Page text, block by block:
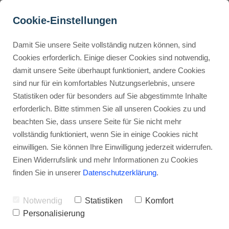
Buyer Personas erstellen
Landingpage optimieren
Internal Linking Tool
Wie kann ich Produkte auf
Gumroad verkaufen?
Werbehinweis: Links mit Sternchen (*) sind Affiliate-Links. Kaufst
du darüber ein, erhalte ich eine Provision – ohne Mehrkosten für
dich.
Stephan Ochmann
Erstelle einfach ein
Cookie-Einstellungen
Damit Sie unsere Seite vollständig nutzen können, sind
Cookies erforderlich. Einige dieser Cookies sind notwendig,
damit unsere Seite überhaupt funktioniert, andere Cookies
sind nur für ein komfortables Nutzungserlebnis, unsere
Statistiken oder für besonders auf Sie abgestimmte Inhalte
erforderlich. Bitte stimmen Sie all unseren Cookies zu und
beachten Sie, dass unsere Seite für Sie nicht mehr
vollständig funktioniert, wenn Sie in einige Cookies nicht
einwilligen. Sie können Ihre Einwilligung jederzeit widerrufen.
Einen Widerrufslink und mehr Informationen zu Cookies
finden Sie in unserer Datenschutzerklärung.
Notwendig Statistiken
Komfort
Personalisierung